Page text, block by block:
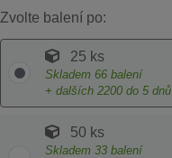
Zvolte balení po:
25 ks
Skladem 66 balení
+ dalších 2200 do 5 dnů
50 ks
Skladem 33 balení